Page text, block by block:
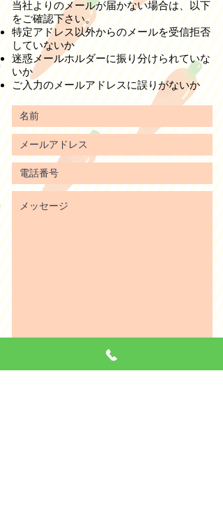
当社よりのメールが届かない場合は、以下
をご確認下さい。
特定アドレス以外からのメールを受信拒否
していないか
迷惑メールホルダーに振り分けられていな
いか
ご入力のメールアドレスに誤りがないか